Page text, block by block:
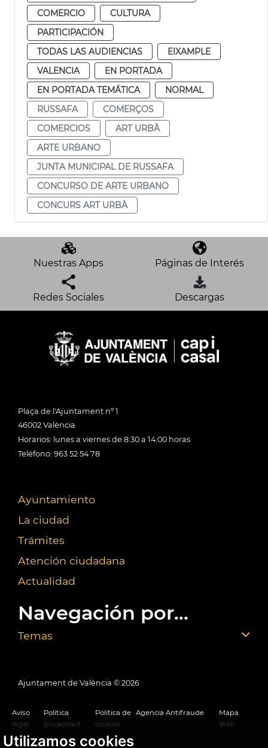
Utilizamos cookies
COMERCIO
CULTURA
PARTICIPACIÓN
TODAS LAS AUDIENCIAS
EIXAMPLE
VALENCIA
EN PORTADA
EN PORTADA TEMÁTICA
NORMAL
RUSSAFA
COMERÇOS
COMERCIOS
ART URBÀ
ARTE URBANO
JUNTA MUNICIPAL DE RUSSAFA
CONCURSO DE ARTE URBANO
CONCURS ART URBÀ
Nuestras Apps Páginas de Interés
Redes Sociales Descargas
Plaça de l'Ajuntament nº 1
46002 València
Horarios: lunes a viernes de 8:30 a 14:00 horas
Teléfono: 963 52 54 78
Ayuntamiento
La ciudad
Trámites
Atención ciudadana
Actualidad
Navegación por...
Temas
Ajuntament de València © 2026
Aviso
legal
Política
privacidad
Política de
cookies
Agencia Antifraude
Mapa
Web